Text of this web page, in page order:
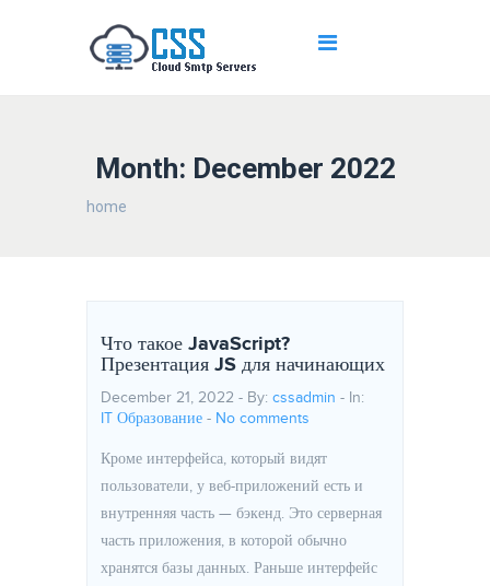
Month: December 2022
home
Что такое JavaScript?
Презентация JS для начинающих
December 21, 2022 - By: cssadmin - In:
IT Образование - No comments
Кроме интерфейса, который видят
пользователи, у веб-приложений есть и
внутренняя часть — бэкенд. Это серверная
часть приложения, в которой обычно
хранятся базы данных. Раньше интерфейс